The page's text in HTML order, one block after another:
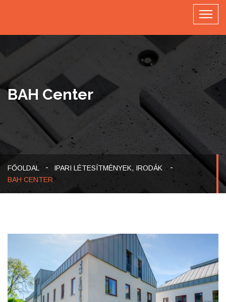
BAH Center
FŐOLDAL IPARI LÉTESÍTMÉNYEK, IRODÁK -
BAH CENTER